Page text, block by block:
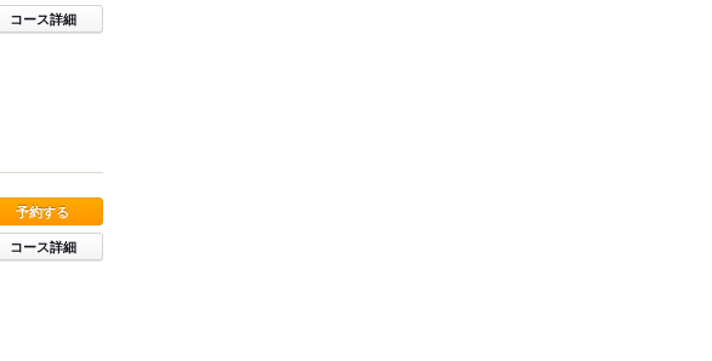
コース詳細
予約する
コース詳細